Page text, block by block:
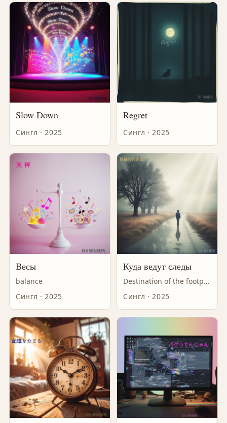
Slow Down
Сингл · 2025
Regret
Сингл · 2025
Весы
balance
Сингл · 2025
Куда ведут следы
Destination of the footprints
Сингл · 2025